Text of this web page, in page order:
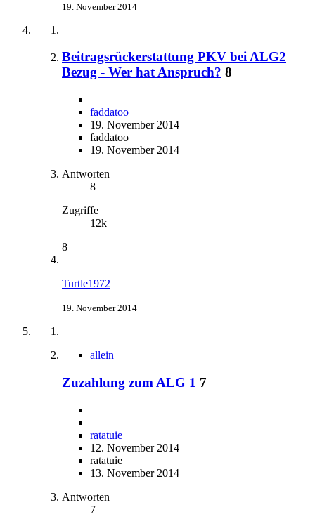
19. November 2014
Beitragsrückerstattung PKV bei ALG2
Bezug - Wer hat Anspruch? 8
faddatoo
19. November 2014
faddatoo
19. November 2014
Antworten
8
Zugriffe
12k
8
Turtle1972
19. November 2014
allein
Zuzahlung zum ALG 1 7
ratatuie
12. November 2014
ratatuie
13. November 2014
Antworten
7